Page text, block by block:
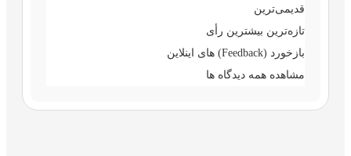
قدیمی‌ترین
تازه‌ترین بیشترین رأی
بازخورد (Feedback) های اینلاین
مشاهده همه دیدگاه ها